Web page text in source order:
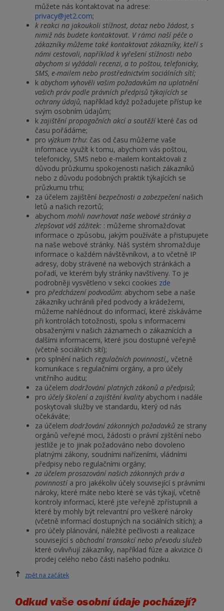
můžete nás kontaktovat na adrese:
privacy@jet2.com;
k reakci na jakoukoli stížnost, dotaz nebo žádost, s
nimiž nás budete kontaktovat. V rámci naší péče o
zákazníky můžeme také kontaktovat zákazníky, kteří s
námi cestovali, například k vyřešení stížnosti nebo
abychom si vyžádali recenzi, a to poštou, telefonicky,
SMS, e-mailem nebo prostřednictvím sociálních sítí;
k abychom vyhověli vašim požadavkům na uplatnění
vašich práv podle právních předpisů týkajících se
ochrany údajů, například když požadujete přístup ke
svým osobním údajům;
k zajištění propagačních akcí a soutěžíkteré čas od
času pořádáme;
pro výzkum trhu: čas od času můžeme vaše
informace využít k tomu, abychom vás poštou,
telefonicky, SMS nebo e-mailem kontaktovali z
důvodu průzkumu spokojenosti našich zákazníků
nebo z důvodu podobných praktik týkajících se
průzkumu trhu;
za účelem zajištění bezpečnosti a zabezpečení našich
letů a našich rezortů;
abychom mohli navrhovat naše webové stránky a
zlepšovat váš zážitek: : můžeme shromažďovat
informace o způsobu, jakým používáte a přistupujete
na naše webové stránky. Náš systém shromažďuje
informace o každém návštěvníkovi, a to včetně IP
adresy, doby strávené na webových stránkách a
pořadí, ve kterém byly stránky navštíveny. To je
podrobněji vysvětleno v sekci cookies zde
pro předcházení podvodům: abychom sebe a naše
zákazníky uchránili před podvody a krádežemi,
můžeme nahlédnout do informací, které získáváme
při kontrolách totožnosti, spolu s informacemi
obsaženými v našich záznamech o zákaznících a
dalšími informacemi, které jsou dostupné veřejně
(včetně sociálních sítí);
pro splnění našich regulačních povinností,, včetně
komunikace s regulačními orgány, a pro účely
vnitřního auditu;
za účelem dodržování platných zákonů a předpisů;
pro účely školení a zajištění kvality abychom i nadále
poskytovali služby ve standardu, který od nás
očekáváte;
za účelem dodržování zákonných požadavků ze strany
orgánů veřejné moci, žádosti o právní zjištění nebo
jestliže je to jinak požadováno nebo dovoleno
platnými zákony, soudními nařízeními, vládními
předpisy nebo regulačními orgány;
za účelem prosazování našich zákonných práv a
povinností a pro jakékoliv účely související s právními
nároky, které máte nebo které se vás týkají, včetně
kontroly informací, které jste veřejně zpřístupnili a
které by mohly být relevantní pro veškeré nároky
(včetně informací dostupných na sociálních sítích); a
pro účely plánování, náležité pečlivosti a realizace
související s obchodní transakcí nebo převodu služeb
které ovlivňují zákazníky, například fúze a akvizice či
prodej celého nebo části našeho podniku.
zpět na začátek
Odkud vaše osobní údaje pocházejí?